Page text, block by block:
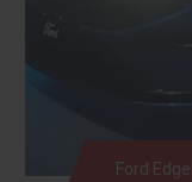
Ford